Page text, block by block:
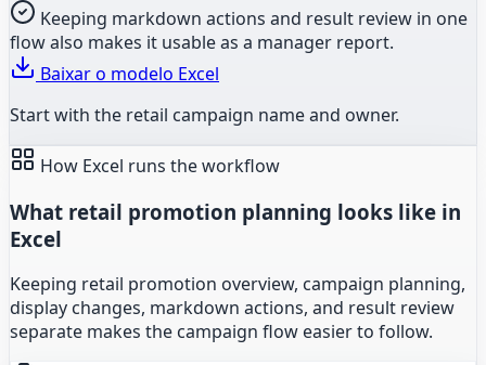
Keeping markdown actions and result review in one
flow also makes it usable as a manager report.
Baixar o modelo Excel
Start with the retail campaign name and owner.
How Excel runs the workflow
What retail promotion planning looks like in
Excel
Keeping retail promotion overview, campaign planning,
display changes, markdown actions, and result review
separate makes the campaign flow easier to follow.